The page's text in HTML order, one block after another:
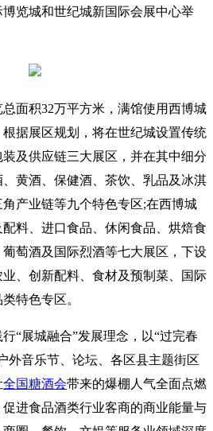
览城和世纪城新国际会展中心举
面积32万平方米，满馆使用西博城
据展区规划，将在世纪城设置传统
及供应链三大展区，并在其中细分
黄酒、保健酒、茶饮、乳品及冰淇
产业链等九个特色专区;在西博城
料、进口食品、休闲食品、烘焙食
萄酒及国际烈酒等七大展区，下设
、创新配料、食材及预制菜、国际
特色专区。
“展城融合”发展理念，以“过完春
外音乐节、论坛、各区县主题街区
全国糖酒会带来的爆棚人气全面点燃
进食品酒类行业客商的商业能量与